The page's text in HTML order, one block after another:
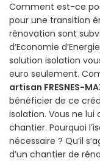
Comment est-ce
pour une transition
rénovation sont
d’Economie
solution isolation
euro seulement.
artisan FRESNES-
bénéficier de ce
isolation. Vous ne lui
chantier. Pourquoi
nécessaire ? Qu’il
d’un chantier de